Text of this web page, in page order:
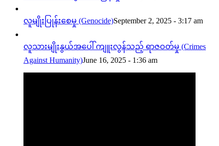
လူမျိုးပြုန်းစေမှု (Genocide)September 2, 2025 - 3:17 am
လူသားမျိုးနွယ်အပေါ် ကျူးလွန်သည့် ရာဇဝတ်မှု (Crimes
Against Humanity)June 16, 2025 - 1:36 am